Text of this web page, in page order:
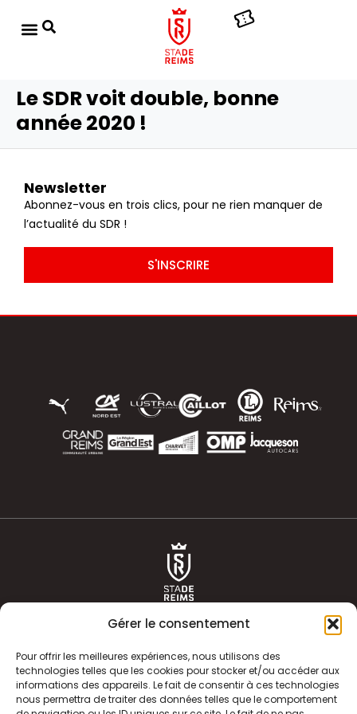
Gérer le consentement
Pour offrir les meilleures expériences, nous utilisons des
technologies telles que les cookies pour stocker et/ou accéder aux
informations des appareils. Le fait de consentir à ces technologies
nous permettra de traiter des données telles que le comportement
Le SDR voit double, bonne
année 2020 !
Newsletter
Abonnez-vous en trois clics, pour ne rien manquer de
l’actualité du SDR !
S'INSCRIRE
ACTUALITÉS HISTOIRE